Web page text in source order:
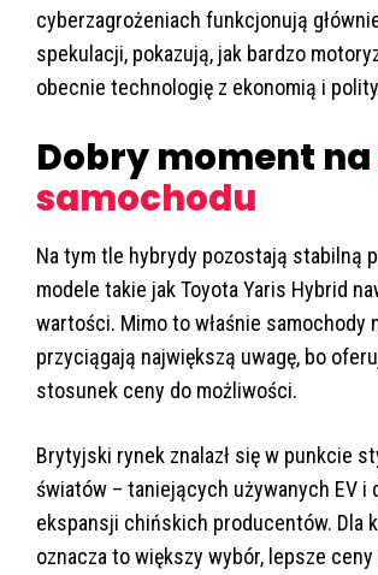
cyberzagrożeniach funkcjonują
spekulacji, pokazują, jak bardzo
obecnie technologię z ekonomią i
Dobry moment na
samochodu
Na tym tle hybrydy pozostają stabilną
modele takie jak Toyota Yaris Hybrid
wartości. Mimo to właśnie samochody
przyciągają największą uwagę, bo
stosunek ceny do możliwości.
Brytyjski rynek znalazł się w punkcie
światów – taniejących używanych EV i
ekspansji chińskich producentów. Dla
oznacza to większy wybór, lepsze ceny